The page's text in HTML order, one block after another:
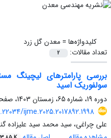
کلیدواژه‌ها =معدن گل زرد
تعداد مقالات:
2
بررسی پارامترهای لیچینگ
سولفوریک اسید
دوره 19، شماره 65، زمستان 1403، صفحه
ijme.2025.2017892.1998
علی چراغی، سید محمد سید علیزاده